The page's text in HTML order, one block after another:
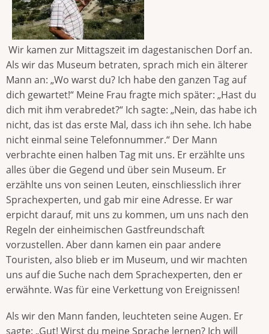
Wir kamen zur Mittagszeit im dagestanischen Dorf an.
Als wir das Museum betraten, sprach mich ein älterer
Mann an: „Wo warst du? Ich habe den ganzen Tag auf
dich gewartet!“ Meine Frau fragte mich später: „Hast du
dich mit ihm verabredet?“ Ich sagte: „Nein, das habe ich
nicht, das ist das erste Mal, dass ich ihn sehe. Ich habe
nicht einmal seine Telefonnummer.“ Der Mann
verbrachte einen halben Tag mit uns. Er erzählte uns
alles über die Gegend und über sein Museum. Er
erzählte uns von seinen Leuten, einschliesslich ihrer
Sprachexperten, und gab mir eine Adresse. Er war
erpicht darauf, mit uns zu kommen, um uns nach den
Regeln der einheimischen Gastfreundschaft
vorzustellen. Aber dann kamen ein paar andere
Touristen, also blieb er im Museum, und wir machten
uns auf die Suche nach dem Sprachexperten, den er
erwähnte. Was für eine Verkettung von Ereignissen!
Als wir den Mann fanden, leuchteten seine Augen. Er
sagte: „Gut! Wirst du meine Sprache lernen? Ich will